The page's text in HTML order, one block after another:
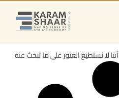
Skip
content